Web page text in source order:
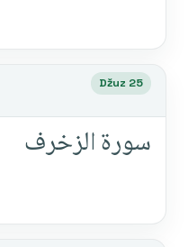
Džuz 25
سورة الزخرف